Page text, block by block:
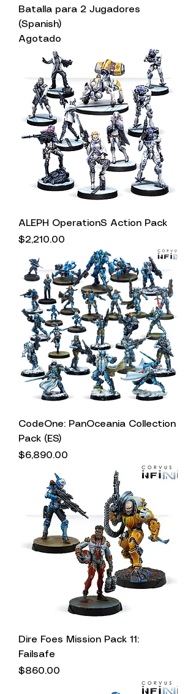
Batalla para 2 Jugadores
(Spanish)
Agotado
ALEPH OperationS Action Pack
Precio
$2,210.00
CodeOne: PanOceania Collection
Pack (ES)
Precio
$6,890.00
Dire Foes Mission Pack 11:
Failsafe
Precio
$860.00